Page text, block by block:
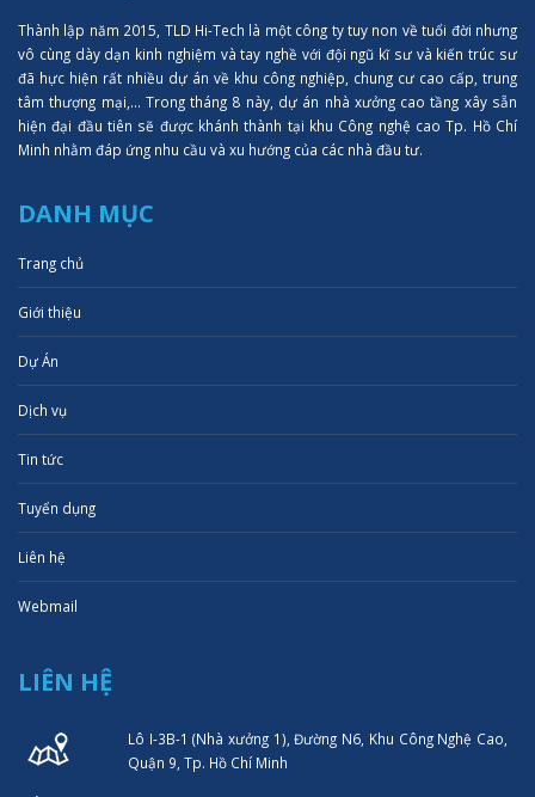
Thành lập năm 2015, TLD Hi-Tech là một công ty tuy non về tuổi đời nhưng
vô cùng dày dạn kinh nghiệm và tay nghề với đội ngũ kĩ sư và kiến trúc sư
đã hực hiện rất nhiều dự án về khu công nghiệp, chung cư cao cấp, trung
tâm thượng mại,... Trong tháng 8 này, dự án nhà xưởng cao tầng xây sẵn
hiện đại đầu tiên sẽ được khánh thành tại khu Công nghệ cao Tp. Hồ Chí
Minh nhằm đáp ứng nhu cầu và xu hướng của các nhà đầu tư.
DANH MỤC
Trang chủ
Giới thiệu
Dự Án
Dịch vụ
Tin tức
Tuyển dụng
Liên hệ
Webmail
LIÊN HỆ
Lô I-3B-1 (Nhà xưởng 1), Đường N6, Khu Công Nghệ Cao,
Quận 9, Tp. Hồ Chí Minh